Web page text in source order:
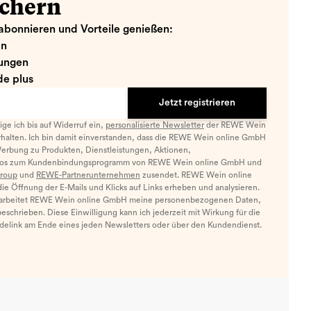
und Vorteile genießen:
plus
Jetzt registrieren
ich bis auf Widerruf ein, personalisierte Newsletterder REWE Wein
Ich bin damit einverstanden, dass die REWE Wein online GmbH
zu Produkten, Dienstleistungen, Aktionen,
zum Kundenbindungsprogramm von REWE Wein online GmbH und
und REWE-Partnerunternehmen zusendet. REWE Wein online
Öffnung der E-Mails und Klicks auf Links erheben und analysieren.
REWE Wein online GmbH meine personenbezogenen Daten,
Diese Einwilligung kann ich jederzeit mit Wirkung für die
am Ende eines jeden Newsletters oder über den Kundendienst.